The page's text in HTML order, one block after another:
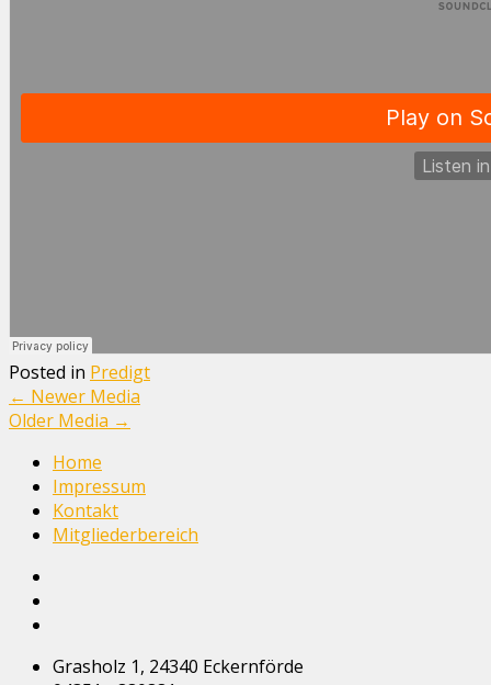
Posted in Predigt
← Newer Media
Older Media →
Home
Impressum
Kontakt
Mitgliederbereich
Grasholz 1, 24340 Eckernförde